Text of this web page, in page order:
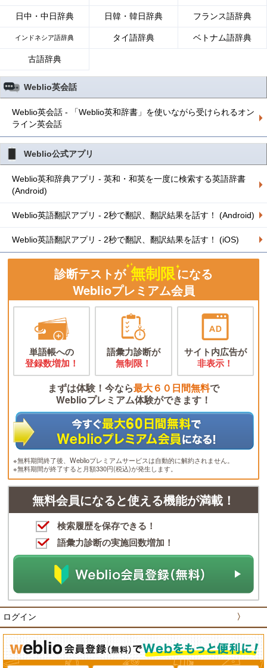
日中・中日辞典 日韓・韓日辞典 フランス語辞典
インドネシア語辞典 タイ語辞典 ベトナム語辞典
古語辞典
Weblio英会話
Weblio英会話 - 「Weblio英和辞書」を使いながら受けられるオン
ライン英会話
Weblio公式アプリ
Weblio英和辞典アプリ - 英和・和英を一度に検索する英語辞書
(Android)
Weblio英語翻訳アプリ - 2秒で翻訳、翻訳結果を話す！ (Android)
Weblio英語翻訳アプリ - 2秒で翻訳、翻訳結果を話す！ (iOS)
診断テストが 無制限になる
Weblioプレミアム会員
単語帳への
登録数増加！
語彙力診断が
無制限！
サイト内広告が
非表示！
まずは体験！今なら最大６０日間無料で
Weblioプレミアム体験ができます！
※無料期間終了後、Weblioプレミアムサービスは自動的に解約されません。
※無料期間が終了すると月額330円(税込)が発生します。
無料会員になると使える機能が満載！
検索履歴を保存できる！
語彙力診断の実施回数増加！
ログイン 〉